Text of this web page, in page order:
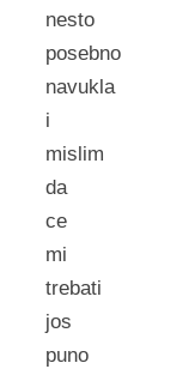
nesto
posebno
navukla
i
mislim
da
ce
mi
trebati
jos
puno